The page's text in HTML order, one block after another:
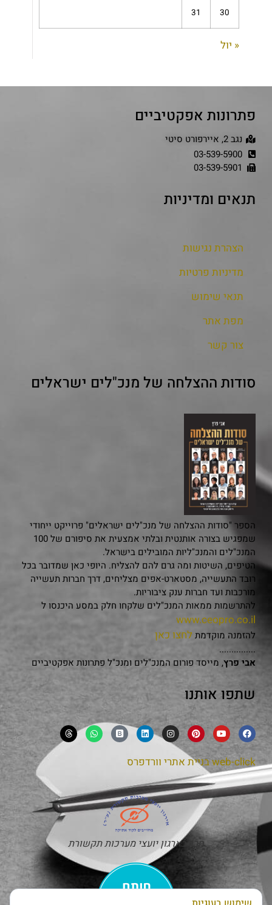
30
31
« יול
פתרונות אפקטיביים
נגב 2, איירפורט סיטי
03-539-5900
03-539-5901
תנאים ומדיניות
הצהרת נגישות
מדיניות פרטיות
תנאי שימוש
מפת אתר
צור קשר
סודות ההצלחה של מנכ"לים ישראלים
הספר "סודות ההצלחה של מנכ"לים ישראלים" פרוייקט ייחודי
שמפגיש בצורה אותנטית ובלתי אמצעית את סיפורם של 100
המנכ"לים והמנכ"ליות המובילים בישראל.
הטיפים, השיטות ומה גרם להם להצליח. היופי כאן שמדובר בכל
רובד התעשייה, מסטארט-אפים מצליחים, דרך חברות תעשייה
מורכבות ועד חברות ענק ציבוריות.
להתרשמות ממאות המנכ"לים שלקחו חלק במסע היכנסו ל
www.ceopro.co.il
להזמנה מוקדמת לחצו כאן
...............
אבי פרץ, מייסד פורום המנכ"לים ומנכ"ל פתרונות אפקטיביים
שתפו אותנו
web-clickבניית אתרי וורדפרס
חבר בארגון יועצי מערכות תקשורת